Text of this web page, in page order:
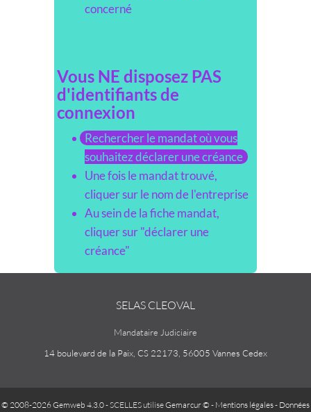
concerné
Vous NE disposez PAS
d'identifiants de
connexion
Rechercher le mandat où vous
souhaitez déclarer une créance
Une fois le mandat trouvé,
cliquer sur le nom de l'entreprise
Au sein de la fiche mandat,
cliquer sur "déclarer une
créance"
SELAS CLEOVAL
Mandataire Judiciaire
14 boulevard de la Paix, CS 22173, 56005 Vannes Cedex
© 2008-2026 Gemweb 4.3.0- SCELLES utiliseGemarcur © - Mentions légales- Données